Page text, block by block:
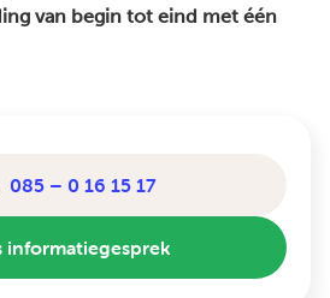
van begin tot eind met één
085 – 0 16 15 17
informatiegesprek